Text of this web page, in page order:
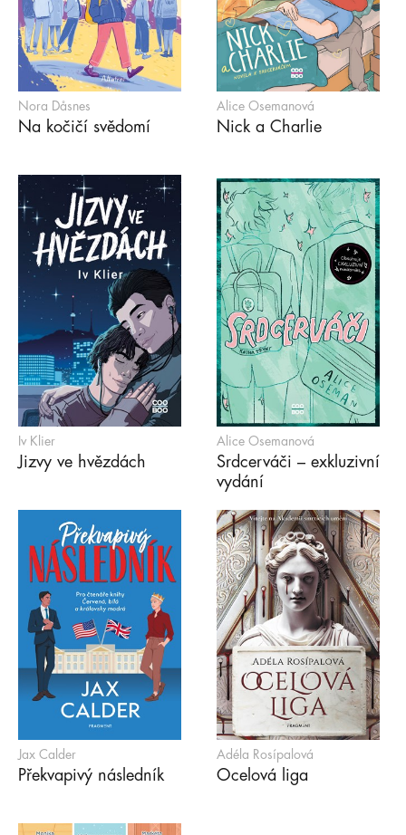
Nora Dåsnes
Na kočičí svědomí
Alice Osemanová
Nick a Charlie
Iv Klier
Jizvy ve hvězdách
Alice Osemanová
Srdcerváči – exkluzivní
vydání
Jax Calder
Překvapivý následník
Adéla Rosípalová
Ocelová liga